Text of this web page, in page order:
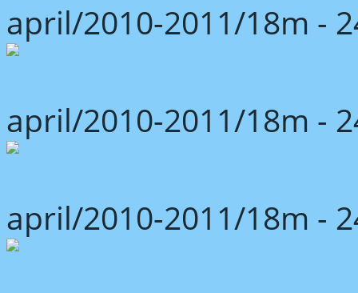
april/2010-2011/18m -
april/2010-2011/18m -
april/2010-2011/18m -